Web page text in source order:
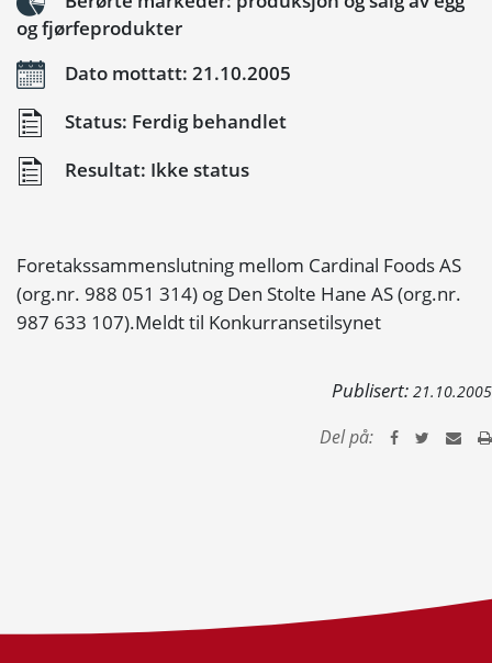
og fjørfeprodukter
Dato mottatt: 21.10.2005
Status: Ferdig behandlet
Resultat: Ikke status
Foretakssammenslutning mellom Cardinal Foods AS
(org.nr. 988 051 314) og Den Stolte Hane AS (org.nr.
987 633 107).Meldt til Konkurransetilsynet
Publisert: 21.10.2005
Del på: